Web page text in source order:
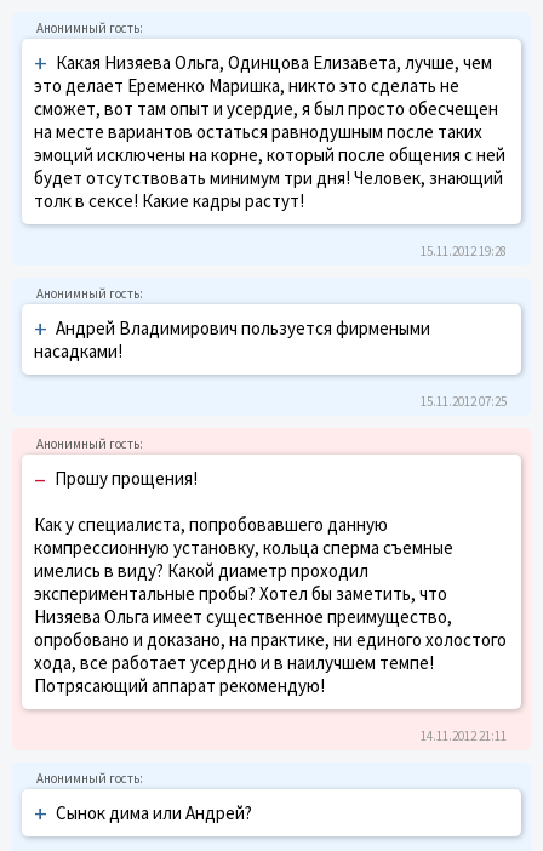
+ Какая Низяева Ольга, Одинцова Елизавета, лучше, чем
это делает Еременко Маришка, никто это сделать не
сможет, вот там опыт и усердие, я был просто обесчещен
на месте вариантов остаться равнодушным после таких
эмоций исключены на корне, который после общения с ней
будет отсутствовать минимум три дня! Человек, знающий
толк в сексе! Какие кадры растут!
15.11.2012 19:28
+ Андрей Владимирович пользуется фирмеными
насадками!
15.11.2012 07:25
– Прошу прощения!
Как у специалиста, попробовавшего данную
компрессионную установку, кольца сперма съемные
имелись в виду? Какой диаметр проходил
экспериментальные пробы? Хотел бы заметить, что
Низяева Ольга имеет существенное преимущество,
опробовано и доказано, на практике, ни единого холостого
хода, все работает усердно и в наилучшем темпе!
Потрясающий аппарат рекомендую!
14.11.2012 21:11
+ Сынок дима или Андрей?